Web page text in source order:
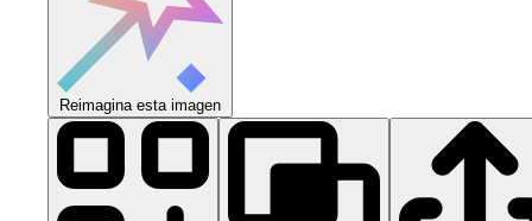
Reimagina esta imagen